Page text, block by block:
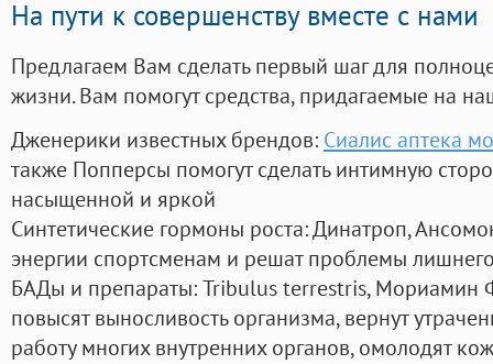
На пути к совершенству вместе с нами
Предлагаем Вам сделать первый шаг для
жизни. Вам помогут средства, придагаемые на
Дженерики известных брендов: Сиалис аптека
также Попперсы помогут сделать интимную
насыщенной и яркой
Синтетические гормоны роста: Динатроп,
энергии спортсменам и решат проблемы
БАДы и препараты:Tribulus terrestris, Мориамин
повысят выносливость организма, вернут
работу многих внутренних органов, омолодят